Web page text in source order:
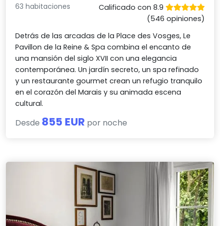
63 habitaciones
Calificado con 8.9
(546 opiniones)
Detrás de las arcadas de la Place des Vosges, Le
Pavillon de la Reine & Spa combina el encanto de
una mansión del siglo XVII con una elegancia
contemporánea. Un jardín secreto, un spa refinado
y un restaurante gourmet crean un refugio tranquilo
en el corazón del Marais y su animada escena
cultural.
Desde 855 EUR por noche